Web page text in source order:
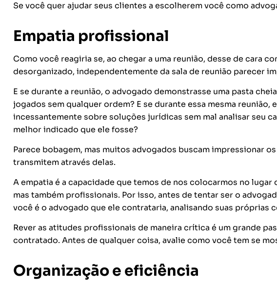
Se você quer ajudar seus clientes a escolherem você como
Empatia profissional
Como você reagiria se, ao chegar a uma reunião, desse de cara
desorganizado, independentemente da sala de reunião parecer
E se durante a reunião, o advogado demonstrasse uma pasta
jogados sem qualquer ordem? E se durante essa mesma reunião,
incessantemente sobre soluções jurídicas sem mal analisar seu
melhor indicado que ele fosse?
Parece bobagem, mas muitos advogados buscam impressionar
transmitem através delas.
A empatia é a capacidade que temos de nos colocarmos no
mas também profissionais. Por isso, antes de tentar ser o
você é o advogado que ele contrataria, analisando suas próprias
Rever as atitudes profissionais de maneira crítica é um grande
contratado. Antes de qualquer coisa, avalie como você tem se
Organização e eficiência